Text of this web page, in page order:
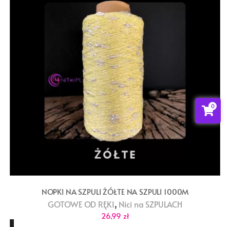
NOPKI NA SZPULI ŻÓŁTE NA SZPULI 1000M
GOTOWE OD RĘKI, Nici na SZPULACH
26,99zł
0